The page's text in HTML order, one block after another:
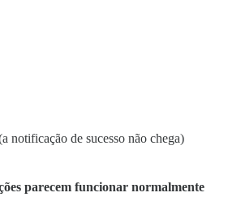
notificação de sucesso não chega)
parecem funcionar normalmente